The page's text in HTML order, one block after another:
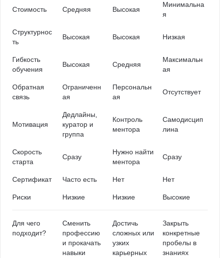
Стоимость Средняя Высокая
Минимальна
я
Структурнос
ть
Высокая Высокая Низкая
Гибкость
обучения
Высокая Средняя
Максимальн
ая
Обратная
связь
Ограниченн
ая
Персональн
ая
Отсутствует
Мотивация
Дедлайны,
куратор и
группа
Контроль
ментора
Самодисцип
лина
Скорость
старта
Сразу
Нужно найти
ментора
Сразу
Сертификат Часто есть Нет Нет
Риски Низкие Низкие Высокие
Для чего
подходит?
Сменить
профессию
и прокачать
навыки
Достичь
сложных или
узких
карьерных
Закрыть
конкретные
пробелы в
знаниях